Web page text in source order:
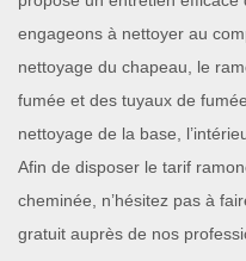
engageons à nettoyer au
nettoyage du chapeau, le
fumée et des tuyaux de
nettoyage de la base,
Afin de disposer le tarif
cheminée, n’hésitez pas à
gratuit auprès de nos